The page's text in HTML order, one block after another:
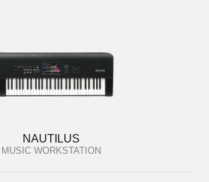
NAUTILUS
MUSIC WORKSTATION